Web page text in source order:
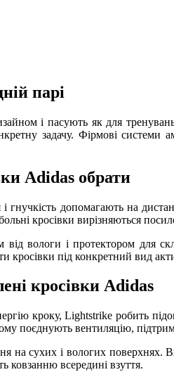
парі
і пасують як для
задачу. Фірмові
Adidas обрати
гнучкість допомагають на
кросівки вирізняються
від вологи і протектором для
кросівки під конкретний вид
кросівки Adidas
кроку, Lightstrike робить
поєднують вентиляцію,
на сухих і вологих поверхнях.
ковзанню всередині взуття.